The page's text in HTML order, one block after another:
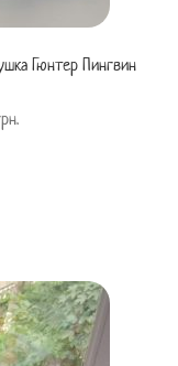
Гюнтер Пингвин